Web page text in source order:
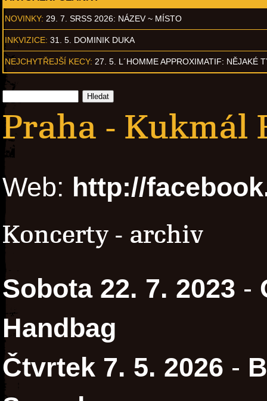
NOVINKY: 29. 7. SRSS 2026: NÁZEV ~ MÍSTO
INKVIZICE: 31. 5. DOMINIK DUKA
NEJCHYTŘEJŠÍ KECY: 27. 5. L´HOMME APPROXIMATIF: NĚJAKÉ
Praha - Kukmál
Web: http://
Koncerty - archiv
Sobota 22. 7. 2023 -
Handbag
Čtvrtek 7. 5. 2026 -